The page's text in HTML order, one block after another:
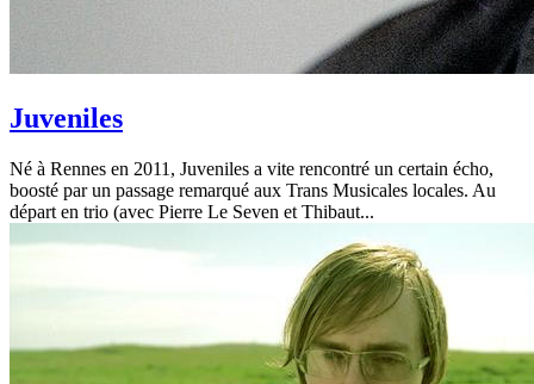
Juveniles
Né à Rennes en 2011, Juveniles a vite rencontré un certain écho,
boosté par un passage remarqué aux Trans Musicales locales. Au
départ en trio (avec Pierre Le Seven et Thibaut...